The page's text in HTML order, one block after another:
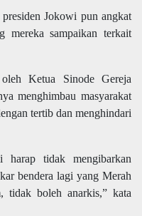
Jokowi pun angkat
mereka sampaikan terkait
oleh Ketua Sinode Gereja
menghimbau masyarakat
tertib dan menghindari
harap tidak mengibarkan
bendera lagi yang Merah
tidak boleh anarkis,” kata